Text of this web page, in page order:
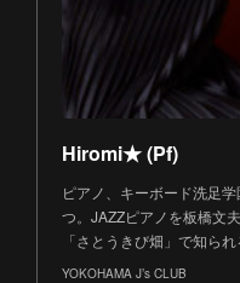
Hiromi★ (Pf)
ピアノ、キーボード洗足
つ。JAZZピアノを板橋文
「さとうきび畑」で知ら
YOKOHAMA J’s CLUB